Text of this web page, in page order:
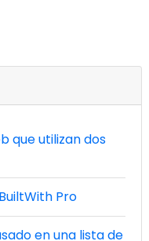
que utilizan dos
Pro
en una lista de